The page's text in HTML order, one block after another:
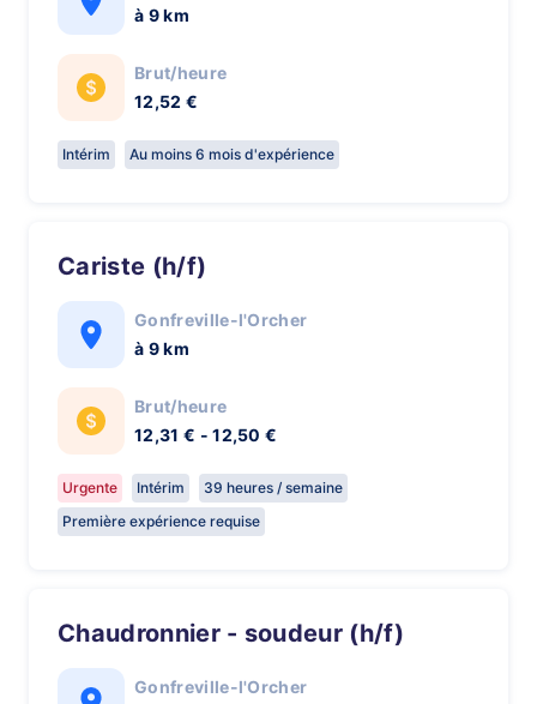
à 9 km
Brut/heure
12,52 €
Intérim Au moins 6 mois d'expérience
Cariste (h/f)
Gonfreville-l'Orcher
à 9 km
Brut/heure
12,31 € - 12,50 €
Urgente Intérim
39 heures / semaine
Première expérience requise
Chaudronnier - soudeur (h/f)
Gonfreville-l'Orcher